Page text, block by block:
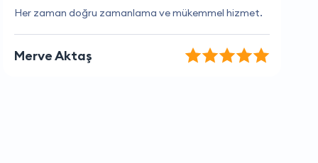
Gerçekten memnun kaldım, tavsiye ederim.
Ali Çelik